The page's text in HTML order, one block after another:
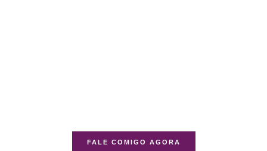
FALE COMIGO AGORA